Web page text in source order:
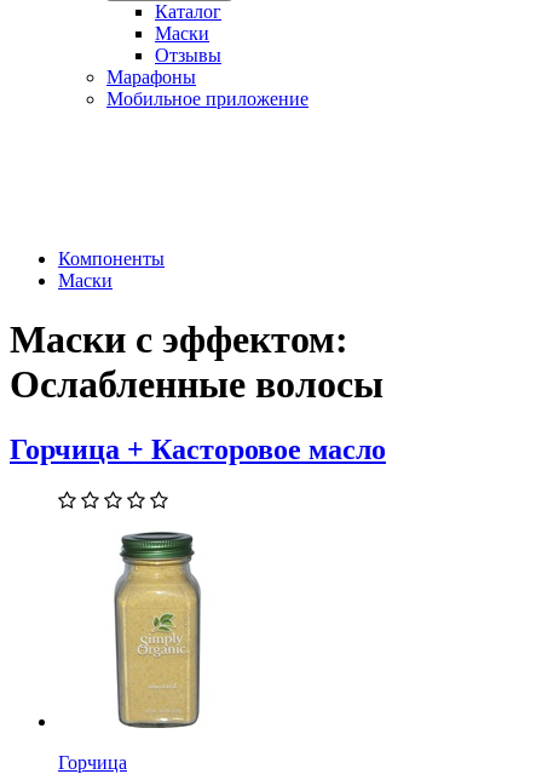
Каталог
Маски
Отзывы
Марафоны
Мобильное приложение
Компоненты
Маски
Маски с эффектом:
Ослабленные волосы
Горчица + Касторовое масло
Горчица